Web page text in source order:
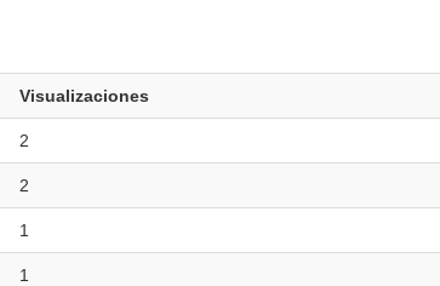
Visualizaciones
2
2
1
1